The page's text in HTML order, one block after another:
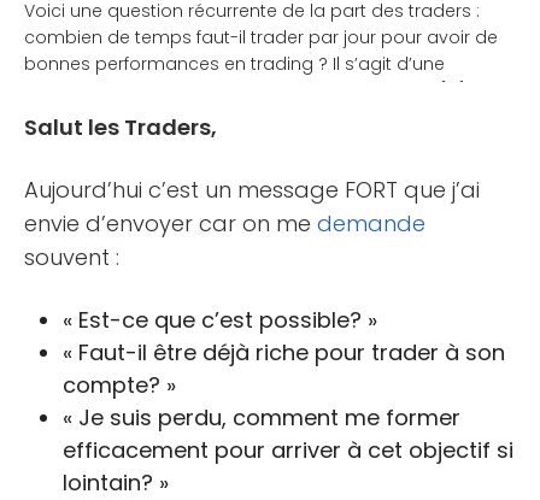
Voici une question récurrente de la part des traders :
combien de temps faut-il trader par jour pour avoir de
bonnes performances en trading ? Il s’agit d’une
Salut les Traders,
Aujourd’hui c’est un message FORT que j’ai
envie d’envoyer car on me demande
souvent :
« Est-ce que c’est possible? »
« Faut-il être déjà riche pour trader à son
compte? »
« Je suis perdu, comment me former
efficacement pour arriver à cet objectif si
lointain? »